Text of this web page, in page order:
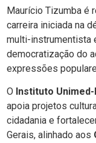
Maurício Tizumba é
carreira iniciada na
multi-instrumentista
democratização do
expressões
O Instituto Unimed-
apoia projetos
cidadania e
Gerais, alinhado aos